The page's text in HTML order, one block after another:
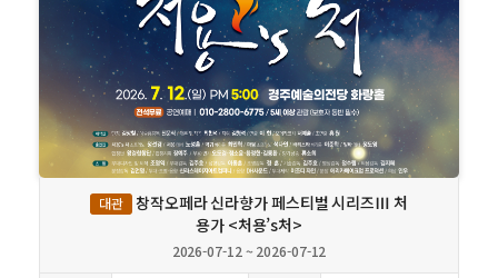
상세보기
대관
용가 <처용’s처>
2026-07-12 ~ 2026-07-12